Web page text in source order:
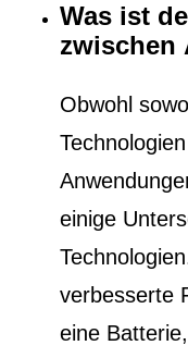
Was ist
zwischen
Obwohl
einige
verbesserte
eine